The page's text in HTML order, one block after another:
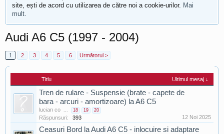
site, ești de acord cu utilizarea de către noi a cookie-urilor. Mai
mult.
Audi A6 C5 (1997 - 2004)
1 2 3 4 5 6 Următorul >
Titlu Ultimul mesaj ↓
Tren de rulare - Suspensie (brate - capete de
bara - arcuri - amortizoare) la A6 C5
lucian co ... 18 19 20
Răspunsuri: 393 12 Noi 2025
Ceasuri Bord la Audi A6 C5 - inlocuire si adaptare